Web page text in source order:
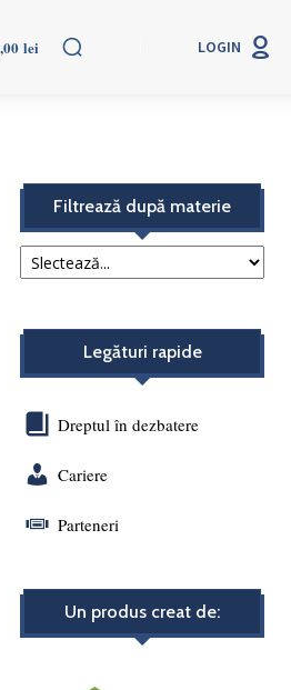
lei LOGIN
Filtrează după materie
Legături rapide
Dreptul în dezbatere
Cariere
Parteneri
Un produs creat de: